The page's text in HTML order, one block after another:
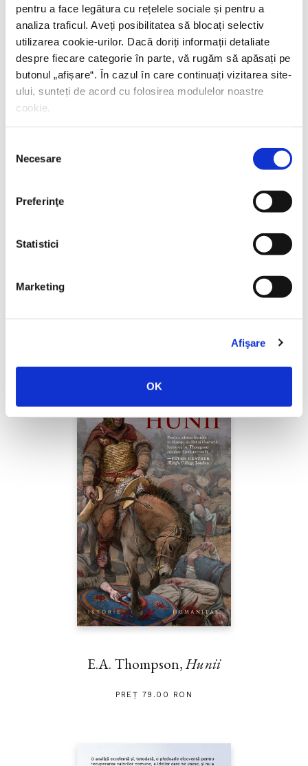
pentru a face legătura cu rețelele sociale și pentru a
analiza traficul. Aveți posibilitatea să blocați selectiv
utilizarea cookie-urilor. Dacă doriți informații detaliate
despre fiecare categorie în parte, vă rugăm să apăsați pe
butonul „ afișare“. În cazul în care continuați vizitarea site-
ului, sunteți de acord cu folosirea modulelor noastre
cookie.
consimțământului
Necesare
Preferinţe
Statistici
Marketing
Afişare
OK
E.A. Thompson,Hunii
PREȚ 79.00 RON